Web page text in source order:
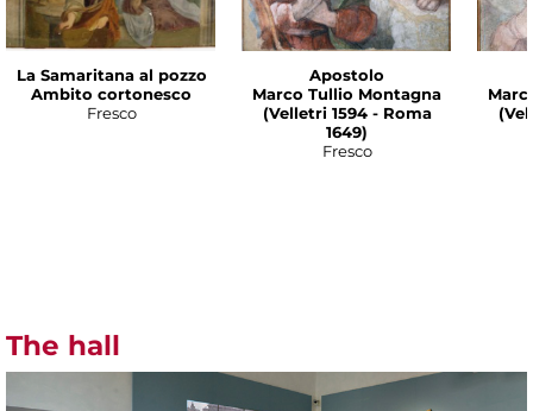
La Samaritana al pozzo
Ambito cortonesco
Fresco
Apostolo
Marco Tullio Montagna
(Velletri 1594 - Roma
1649)
Fresco
The hall